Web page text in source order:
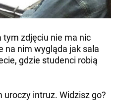
tym zdjęciu nie ma nic
na nim wygląda jak sala
gdzie studenci robią
intruz. Widzisz go?